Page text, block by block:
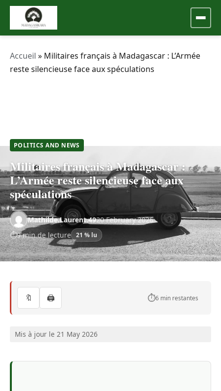
Accueil » Militaires français à Madagascar : L’Armée
reste silencieuse face aux spéculations
POLITICS AND NEWS
Militaires français à Madagascar :
L’Armée reste silencieuse face aux
spéculations
Mathilde.Laurent.4920 February 2026
9 min de lecture 21 % lu
🔖 🖨️ ⏱️6 min restantes
Mis à jour le 21 May 2026